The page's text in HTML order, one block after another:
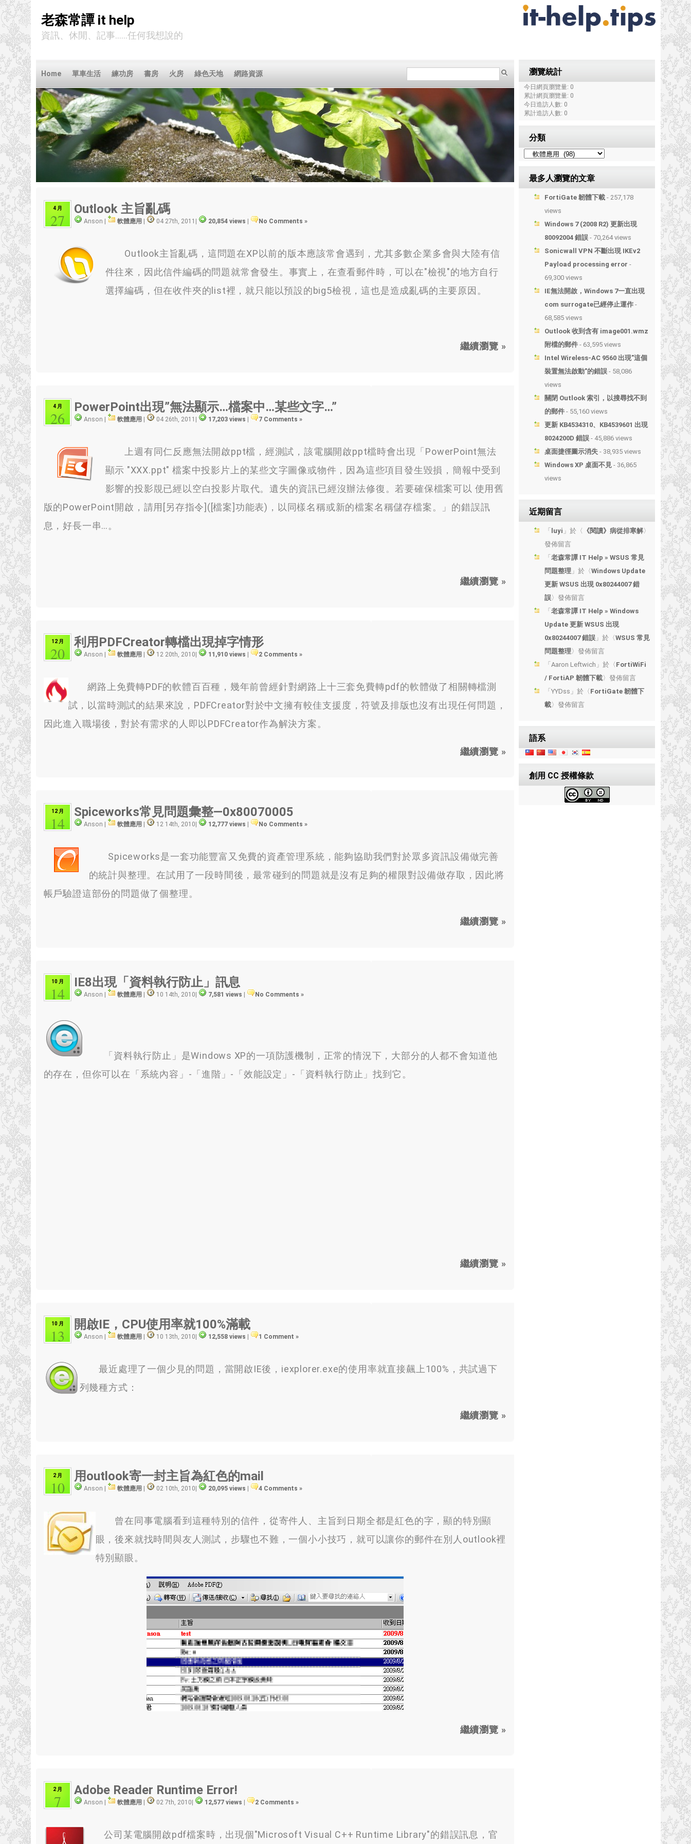
老森常譚 it help
資訊、休閒、記事……任何我想說的
Home 單車生活 練功房 書房 火房 綠色天地 網路資源
4 月
27
Outlook 主旨亂碼
Anson | 軟體應用 04 27th, 2011 20,854 views No Comments »
Outlook主旨亂碼，這問題在XP以前的版本應該常會遇到，尤其多數企業多會與大陸有信
件往來，因此信件編碼的問題就常會發生。事實上，在查看郵件時，可以在"檢視"的地方自行
選擇編碼，但在收件夾的list裡，就只能以預設的big5檢視，這也是造成亂碼的主要原因。
繼續瀏覽 »
4 月
26
PowerPoint出現”無法顯示…檔案中…某些文字…”
Anson | 軟體應用 | 04 26th, 2011 | 17,203 views | 7 Comments »
上週有同仁反應無法開啟ppt檔，經測試，該電腦開啟ppt檔時會出現「PowerPoint無法
顯示 "XXX.ppt" 檔案中投影片上的某些文字圖像或物件，因為這些項目發生毀損，簡報中受到
影響的投影覑已經以空白投影片取代。遺失的資訊已經沒辦法修復。若要確保檔案可以 使用舊
版的PowerPoint開啟，請用[另存指令]([檔案]功能表)，以同樣名稱或新的檔案名稱儲存檔案。」的錯誤訊
息，好長一串…。
繼續瀏覽 »
12 月
20
利用PDFCreator轉檔出現掉字情形
Anson | 軟體應用 | 12 20th, 2010| 11,910 views | 2 Comments »
網路上免費轉PDF的軟體百百種，幾年前曾經針對網路上十三套免費轉pdf的軟體做了相關轉檔測
試，以當時測試的結果來說，PDFCreator對於中文擁有較佳支援度，符號及排版也沒有出現任何問題，
因此進入職場後，對於有需求的人即以PDFCreator作為解決方案。
繼續瀏覽 »
12 月
14
Spiceworks常見問題彙整—0x80070005
Anson | 軟體應用 12 14th, 2010 12,777 views No Comments »
Spiceworks是一套功能豐富又免費的資產管理系統，能夠協助我們對於眾多資訊設備做完善
的統計與整理。在試用了一段時間後，最常碰到的問題就是沒有足夠的權限對設備做存取，因此將
帳戶驗證這部份的問題做了個整理。
繼續瀏覽 »
10 月
14
IE8出現「資料執行防止」訊息
Anson | 軟體應用 10 14th, 2010 7,581 views No Comments »
「資料執行防止」是Windows XP的一項防護機制，正常的情況下，大部分的人都不會知道他
的存在，但你可以在「系統內容」-「進階」-「效能設定」-「資料執行防止」找到它。
繼續瀏覽 »
10 月
13
開啟IE，CPU使用率就100%滿載
Anson | 軟體應用 | 10 13th, 2010| 12,558 views | 1 Comment »
最近處理了一個少見的問題，當開啟IE後，iexplorer.exe的使用率就直接飆上100%，共試過下
列幾種方式：
繼續瀏覽 »
2 月
10
用outlook寄一封主旨為紅色的mail
Anson | 軟體應用 | 02 10th, 2010| 20,095 views | 4 Comments »
曾在同事電腦看到這種特別的信件，從寄件人、主旨到日期全都是紅色的字，顯的特別顯
眼，後來就找時間與友人測試，步驟也不難，一個小小技巧，就可以讓你的郵件在別人outlook裡
特別顯眼。
繼續瀏覽 »
2 月
7
Adobe Reader Runtime Error!
Anson | 軟體應用 02 7th, 2010 12,577 views 2 Comments »
公司某電腦開啟pdf檔案時，出現個"Microsoft Visual C++ Runtime Library"的錯誤訊息，官
瀏覽統計
今日網頁瀏覽量: 0
累計網頁瀏覽量: 0
今日造訪人數: 0
累計造訪人數: 0
分類
最多人瀏覽的文章
FortiGate 韌體下載 - 257,178
views
Windows 7 (2008 R2) 更新出現
80092004 錯誤 - 70,264 views
Sonicwall VPN 不斷出現 IKEv2
Payload processing error -
69,300 views
IE無法開啟，Windows 7一直出現
com surrogate已經停止運作 -
68,585 views
Outlook 收到含有 image001.wmz
附檔的郵件 - 63,595 views
Intel Wireless-AC 9560 出現”這個
裝置無法啟動”的錯誤 - 58,086
views
關閉 Outlook 索引，以搜尋找不到
的郵件 - 55,160 views
更新 KB4534310、KB4539601 出現
8024200D 錯誤 - 45,886 views
桌面捷徑圖示消失 - 38,935 views
Windows XP 桌面不見 - 36,865
views
近期留言
「 luyi 」於〈 《閱讀》病從排寒解〉
發佈留言
「 老森常譚 IT Help » WSUS 常見
問題整理 」於〈Windows Update
更新 WSUS 出現 0x80244007 錯
誤〉發佈留言
「 老森常譚 IT Help » Windows
Update 更新 WSUS 出現
0x80244007 錯誤 」於〈WSUS 常見
問題整理〉發佈留言
「 Aaron Leftwich 」於〈 FortiWiFi
/ FortiAP 韌體下載〉發佈留言
「 YYDss 」於〈 FortiGate 韌體下
載〉發佈留言
語系
創用 CC 授權條款